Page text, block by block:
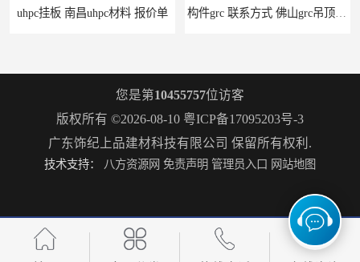
uhpc挂板 南昌uhpc材料 报价单
惠州grc生产厂家 grc欧式构件 20年行业经验 grc水泥构件 湛江grc墙板生产商 生产安装一条龙
您是第10455757位访客
版权所有 ©2026-08-10 粤ICP备17095203号-3
广东饰纪上品建材科技有限公司 保留所有权利.
技术支持： 八方资源网 免责声明 管理员入口 网站地图